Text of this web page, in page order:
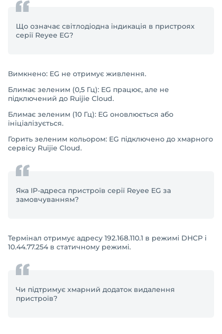
Що означає світлодіодна індикація в пристроях
серії Reyee EG?
Вимкнено: EG не отримує живлення.
Блимає зеленим (0,5 Гц): EG працює, але не
підключений до Ruijie Cloud.
Блимає зеленим (10 Гц): EG оновлюється або
ініціалізується.
Горить зеленим кольором: EG підключено до хмарного
сервісу Ruijie Cloud.
Яка IP-адреса пристроїв серії Reyee EG за
замовчуванням?
Термінал отримує адресу 192.168.110.1 в режимі DHCP і
10.44.77.254 в статичному режимі.
Чи підтримує хмарний додаток видалення
пристроїв?